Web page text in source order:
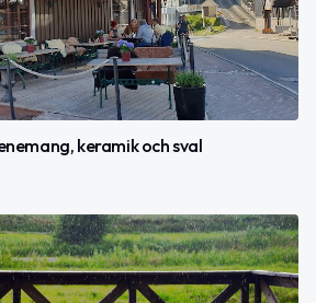
keramik och sval